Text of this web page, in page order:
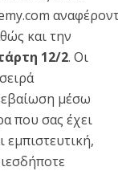
και την
12/2. Οι
μέσω
που σας έχει
εμπιστευτική,